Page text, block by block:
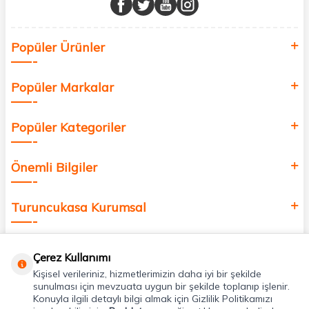
Sağlık, güzellik ve iyi yaşam için aradığınız her şey burada!
değer katmak için bize katılın!
Popüler Ürünler
Popüler Markalar
Popüler Kategoriler
Önemli Bilgiler
Turuncukasa Kurumsal
Uygulamalarımız
Çerez Kullanımı
Kişisel verileriniz, hizmetlerimizin daha iyi bir şekilde
sunulması için mevzuata uygun bir şekilde toplanıp işlenir.
Konuyla ilgili detaylı bilgi almak için Gizlilik Politikamızı